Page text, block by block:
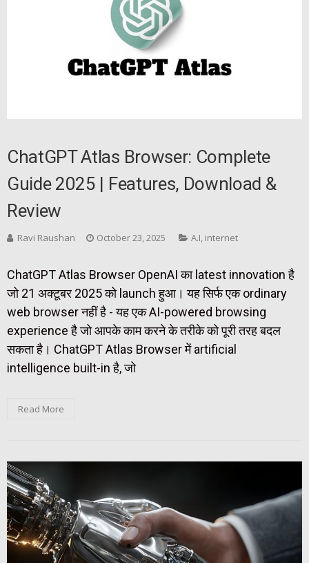
ChatGPT Atlas Browser: Complete
Guide 2025 | Features, Download &
Review
Ravi Raushan October 23, 2025 A.I, internet
ChatGPT Atlas Browser OpenAI का latest innovation है
जो 21 अक्टूबर 2025 को launch हुआ। यह सिर्फ एक ordinary
web browser नहीं है - यह एक AI-powered browsing
experience है जो आपके काम करने के तरीके को पूरी तरह बदल
सकता है। ChatGPT Atlas Browser में artificial
intelligence built-in है, जो
Read More